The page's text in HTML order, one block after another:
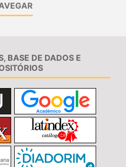
BASE DE DADOS E